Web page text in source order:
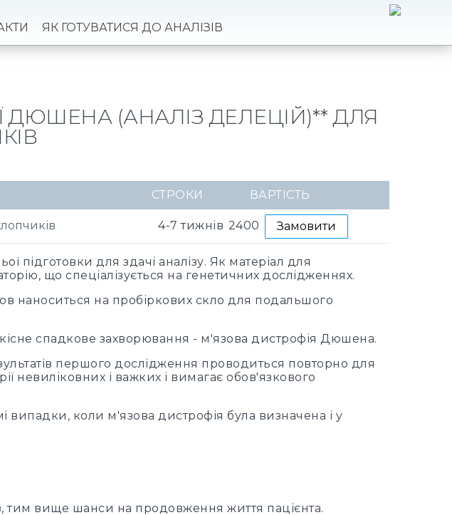
ЯК ГОТУВАТИСЯ ДО АНАЛІЗІВ
ДЮШЕНА (АНАЛІЗ ДЕЛЕЦІЙ)** ДЛЯ
СТРОКИ ВАРТІСТЬ
4-7 тижнів 2400 Замовити
підготовки для здачі аналізу. Як матеріал для
що спеціалізується на генетичних дослідженнях.
наноситься на пробіркових скло для подальшого
спадкове захворювання - м'язова дистрофія Дюшена.
першого дослідження проводиться повторно для
невиліковних і важких і вимагає обов'язкового
коли м'язова дистрофія була визначена і у
тим вище шанси на продовження життя пацієнта.